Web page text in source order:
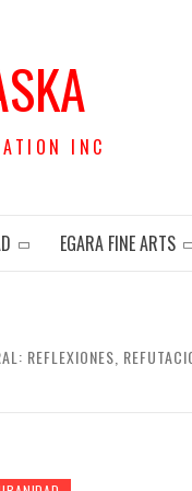
INC
EGARA FINE ARTS
REFLEXIONES,